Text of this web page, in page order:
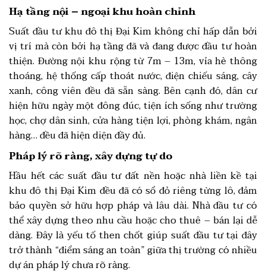
Hạ tầng nội – ngoại khu hoàn chỉnh
Suất đầu tư khu đô thị Đại Kim không chỉ hấp dẫn bởi
vị trí mà còn bởi hạ tầng đã và đang được đầu tư hoàn
thiện. Đường nội khu rộng từ 7m – 13m, vỉa hè thông
thoáng, hệ thống cấp thoát nước, điện chiếu sáng, cây
xanh, công viên đều đã sẵn sàng. Bên cạnh đó, dân cư
hiện hữu ngày một đông đúc, tiện ích sống như trường
học, chợ dân sinh, cửa hàng tiện lợi, phòng khám, ngân
hàng… đều đã hiện diện đầy đủ.
Pháp lý rõ ràng, xây dựng tự do
Hầu hết các suất đầu tư đất nền hoặc nhà liền kề tại
khu đô thị Đại Kim đều đã có sổ đỏ riêng từng lô, đảm
bảo quyền sở hữu hợp pháp và lâu dài. Nhà đầu tư có
thể xây dựng theo nhu cầu hoặc cho thuê – bán lại dễ
dàng. Đây là yếu tố then chốt giúp suất đầu tư tại đây
trở thành “điểm sáng an toàn” giữa thị trường có nhiều
dự án pháp lý chưa rõ ràng.